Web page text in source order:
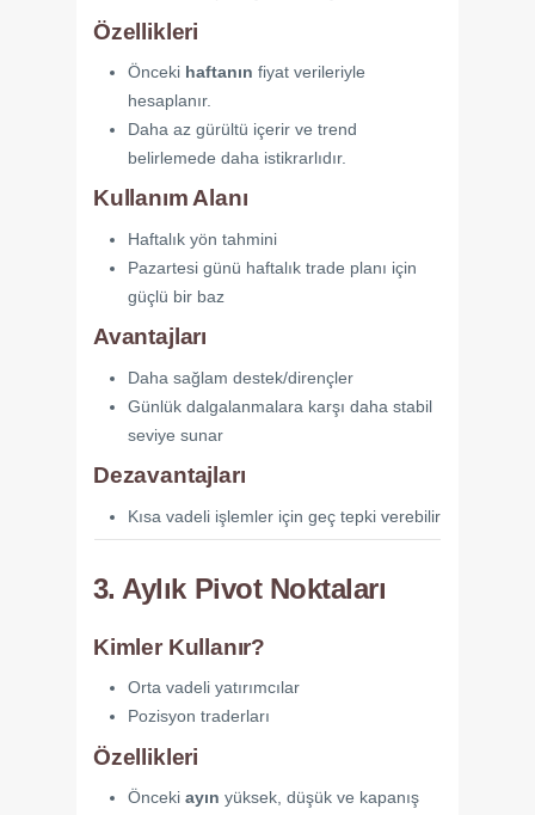
Özellikleri
Önceki haftanın fiyat verileriyle
hesaplanır.
Daha az gürültü içerir ve trend
belirlemede daha istikrarlıdır.
Kullanım Alanı
Haftalık yön tahmini
Pazartesi günü haftalık trade planı için
güçlü bir baz
Avantajları
Daha sağlam destek/dirençler
Günlük dalgalanmalara karşı daha stabil
seviye sunar
Dezavantajları
Kısa vadeli işlemler için geç tepki verebilir
3. Aylık Pivot Noktaları
Kimler Kullanır?
Orta vadeli yatırımcılar
Pozisyon traderları
Özellikleri
Önceki ayın yüksek, düşük ve kapanış